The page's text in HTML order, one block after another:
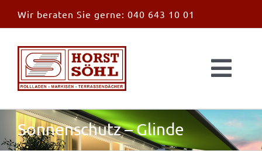
Inhalt
Wir beraten Sie gerne: 040 643 10 01
News
Sonnenschutz – Glinde